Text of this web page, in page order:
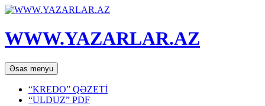
WWW.YAZARLAR.AZ
Axtar
Əsas menyu Mühtəviyyata
keç
“KREDO” QƏZETİ
“ULDUZ” PDF